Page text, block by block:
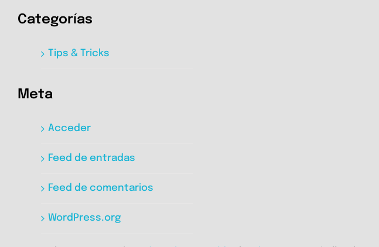
Categorías
Tips & Tricks
Meta
Acceder
Feed de entradas
Feed de comentarios
WordPress.org